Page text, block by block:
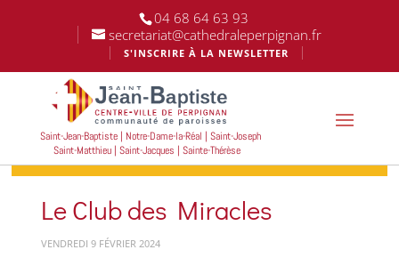
04 68 64 63 93
secretariat@cathedraleperpignan.fr
S'INSCRIRE À LA NEWSLETTER
Saint-Jean-Baptiste | Notre-Dame-la-Réal | Saint-Joseph
Saint-Matthieu | Saint-Jacques | Sainte-Thérèse
Le Club des Miracles
VENDREDI 9 FÉVRIER 2024